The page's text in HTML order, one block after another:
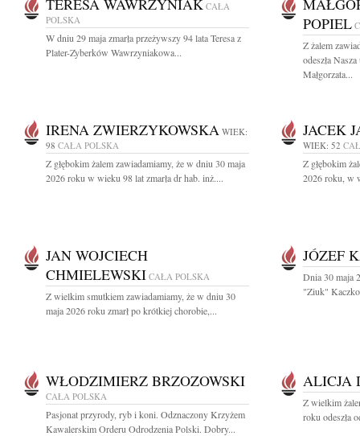
TERESA WAWRZYNIAK CAŁA
POLSKA
W dniu 29 maja zmarła przeżywszy 94 lata Teresa z
Plater-Zyberków Wawrzyniakowa...
POPIEL
Z żalem
odeszła
Małgorzata...
IRENA ZWIERZYKOWSKA WIEK:
98 CAŁA POLSKA
Z głębokim żalem zawiadamiamy, że w dniu 30 maja
2026 roku w wieku 98 lat zmarła dr hab. inż....
JACEK
WIEK: 52
Z głębokim
2026 roku, w
JAN WOJCIECH
CHMIELEWSKI CAŁA POLSKA
Z wielkim smutkiem zawiadamiamy, że w dniu 30
maja 2026 roku zmarł po krótkiej chorobie,...
JÓZEF
Dnia 30 maja
"Ziuk"
WŁODZIMIERZ BRZOZOWSKI
CAŁA POLSKA
Pasjonat przyrody, ryb i koni. Odznaczony Krzyżem
Kawalerskim Orderu Odrodzenia Polski. Dobry...
ALICJA
Z wielkim
roku odeszła